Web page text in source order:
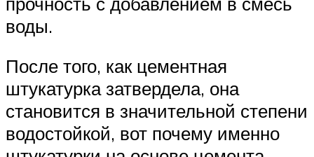
воды.
После того, как цементная
штукатурка затвердела, она
становится в значительной степени
водостойкой, вот почему именно